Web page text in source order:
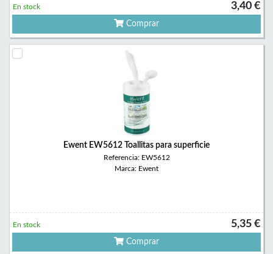
3,40 €
En stock
Comprar
Ewent EW5612 Toallitas para superficie
Referencia: EW5612
Marca: Ewent
5,35 €
En stock
Comprar